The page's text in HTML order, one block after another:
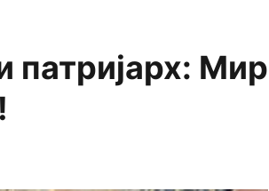
патријарх: Мир